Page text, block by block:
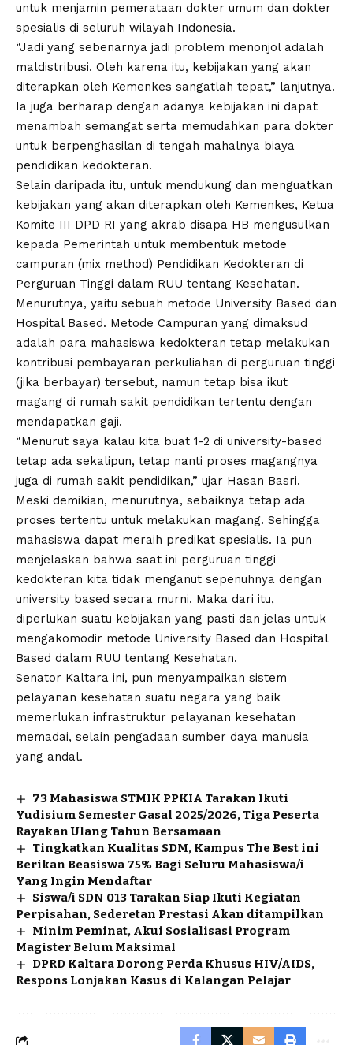
untuk menjamin pemerataan dokter umum dan dokter
spesialis di seluruh wilayah Indonesia.
“Jadi yang sebenarnya jadi problem menonjol adalah
maldistribusi. Oleh karena itu, kebijakan yang akan
diterapkan oleh Kemenkes sangatlah tepat,” lanjutnya.
Ia juga berharap dengan adanya kebijakan ini dapat
menambah semangat serta memudahkan para dokter
untuk berpenghasilan di tengah mahalnya biaya
pendidikan kedokteran.
Selain daripada itu, untuk mendukung dan menguatkan
kebijakan yang akan diterapkan oleh Kemenkes, Ketua
Komite III DPD RI yang akrab disapa HB mengusulkan
kepada Pemerintah untuk membentuk metode
campuran (mix method) Pendidikan Kedokteran di
Perguruan Tinggi dalam RUU tentang Kesehatan.
Menurutnya, yaitu sebuah metode University Based dan
Hospital Based. Metode Campuran yang dimaksud
adalah para mahasiswa kedokteran tetap melakukan
kontribusi pembayaran perkuliahan di perguruan tinggi
(jika berbayar) tersebut, namun tetap bisa ikut
magang di rumah sakit pendidikan tertentu dengan
mendapatkan gaji.
“Menurut saya kalau kita buat 1-2 di university-based
tetap ada sekalipun, tetap nanti proses magangnya
juga di rumah sakit pendidikan,” ujar Hasan Basri.
Meski demikian, menurutnya, sebaiknya tetap ada
proses tertentu untuk melakukan magang. Sehingga
mahasiswa dapat meraih predikat spesialis. Ia pun
menjelaskan bahwa saat ini perguruan tinggi
kedokteran kita tidak menganut sepenuhnya dengan
university based secara murni. Maka dari itu,
diperlukan suatu kebijakan yang pasti dan jelas untuk
mengakomodir metode University Based dan Hospital
Based dalam RUU tentang Kesehatan.
Senator Kaltara ini, pun menyampaikan sistem
pelayanan kesehatan suatu negara yang baik
memerlukan infrastruktur pelayanan kesehatan
memadai, selain pengadaan sumber daya manusia
yang andal.
73 Mahasiswa STMIK PPKIA Tarakan Ikuti
Yudisium Semester Gasal 2025/2026, Tiga Peserta
Rayakan Ulang Tahun Bersamaan
Tingkatkan Kualitas SDM, Kampus The Best ini
Berikan Beasiswa 75% Bagi Seluru Mahasiswa/i
Yang Ingin Mendaftar
Siswa/i SDN 013 Tarakan Siap Ikuti Kegiatan
Perpisahan, Sederetan Prestasi Akan ditampilkan
Minim Peminat, Akui Sosialisasi Program
Magister Belum Maksimal
DPRD Kaltara Dorong Perda Khusus HIV/AIDS,
Respons Lonjakan Kasus di Kalangan Pelajar